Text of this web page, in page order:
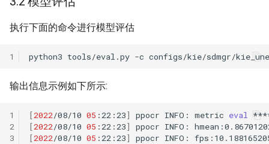
执行下面的命令进行模型评估
1 python3 tools/eval.py -c configs/kie/sdmgr/
输出信息示例如下所示:
1
2
3
[2022/08/10 05 :22:23] ppocr INFO: metric eval
[2022/08/10 05 :22:23] ppocr INFO:
[2022/08/10 05 :22:23] ppocr INFO: